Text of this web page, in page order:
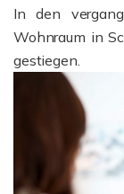
In den
Wohnraum in
gestiegen.